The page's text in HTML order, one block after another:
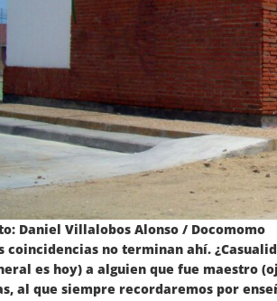
Daniel Villalobos Alonso / Docomomo
coincidencias no terminan ahí.
es hoy) a alguien que fue maestro
al que siempre recordaremos por